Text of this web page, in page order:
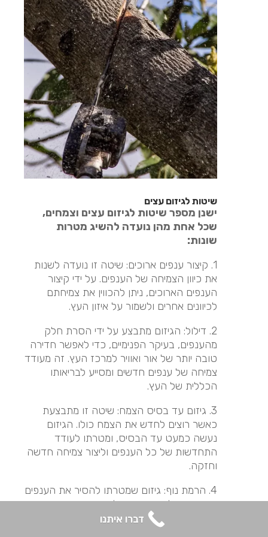
שיטות לגיזום עצים
ישנן מספר שיטות לגיזום עצים וצמחים,
שכל אחת מהן נועדה להשיג מטרות
שונות:
1. קיצור ענפים ארוכים: שיטה זו נועדה לשנות
את כיוון הצמיחה של הענפים. על ידי קיצור
הענפים הארוכים, ניתן להכווין את צמיחתם
לכיוונים אחרים ולשמור על איזון העץ.
2. דילול: הגיזום מתבצע על ידי הסרת חלק
מהענפים, בעיקר הפנימיים, כדי לאפשר חדירה
טובה יותר של אור ואוויר למרכז העץ. זה מעודד
צמיחה של ענפים חדשים ומסייע לבריאותו
הכללית של העץ.
3. גיזום עד בסיס הצמח: שיטה זו מתבצעת
כאשר רוצים לחדש את הצמח כולו. הגיזום
נעשה כמעט עד הבסיס, ומטרתו לעודד
התחדשות של כל הענפים וליצור צמיחה חדשה
וחזקה.
4. הרמת נוף: גיזום שמטרתו להסיר את הענפים
הנמוכים של העץ, ובכך להגביה את כיפת העץ
(הנוף). פעולה זו מקלה על תנועת אנשים וכלי
רכב מתחת לעץ והיא גם מאפשרת יותר אור
דברו איתנו